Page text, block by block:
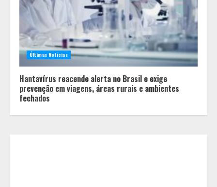
Últimas Notícias
Hantavírus reacende alerta no Brasil e exige
prevenção em viagens, áreas rurais e ambientes
fechados
2
Minas+Doce- Feira e Festival da
Doçaria e Confeitaria Mineira
O Bloomsday hoje: 18 horas na vida
de Dublin sob vigilância